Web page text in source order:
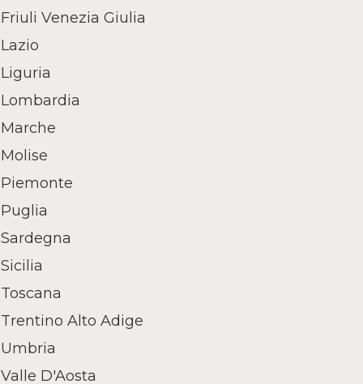
Friuli Venezia Giulia
Lazio
Liguria
Lombardia
Marche
Molise
Piemonte
Puglia
Sardegna
Sicilia
Toscana
Trentino Alto Adige
Umbria
Valle D'Aosta